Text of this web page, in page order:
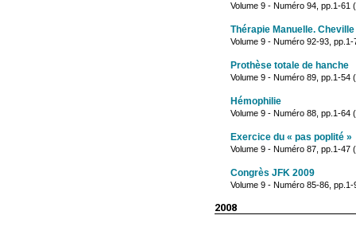
Volume 9 - Numéro 94, pp.1-61
Thérapie Manuelle.
Volume 9 - Numéro 92-93,
Prothèse totale de hanche
Volume 9 - Numéro 89, pp.1-54
Hémophilie
Volume 9 - Numéro 88, pp.1-64
Exercice du « pas poplité »
Volume 9 - Numéro 87, pp.1-47
Congrès JFK 2009
Volume 9 - Numéro 85-86,
2008